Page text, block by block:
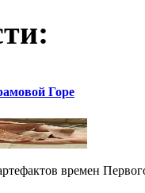
Горе
времен